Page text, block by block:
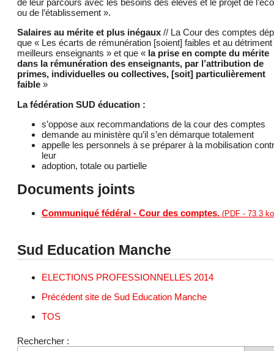
de leur parcours avec les besoins des élèves et le projet de
ou de l’établissement ».
Salaires au mérite et plus inégaux // La Cour des comptes
que « Les écarts de rémunération [soient] faibles et au
meilleurs enseignants » et que « la prise en compte du mérite
dans la rémunération des enseignants, par l’attribution de
primes, individuelles ou collectives, [soit] particulièrement
faible »
La fédération SUD éducation :
s’oppose aux recommandations de la cour des comptes
demande au ministère qu’il s’en démarque totalement
appelle les personnels à se préparer à la mobilisation
leur
adoption, totale ou partielle
Documents joints
Communiqué fédéral - Cour des comptes. (PDF - 73.3 ko
Sud Education Manche
ELECTIONS PROFESSIONNELLES 2014
Précédent site de Sud Education Manche
TOS
Rechercher :